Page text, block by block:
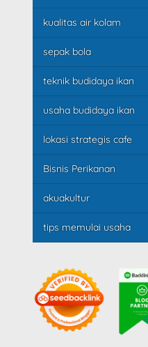
kualitas air kolam
sepak bola
teknik budidaya ikan
usaha budidaya ikan
lokasi strategis cafe
Bisnis Perikanan
akuakultur
tips memulai usaha